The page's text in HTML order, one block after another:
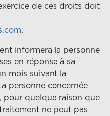
de ces droits doit
.
informera la personne
en réponse à sa
mois suivant la
personne concernée
pour quelque raison que
ne peut pas